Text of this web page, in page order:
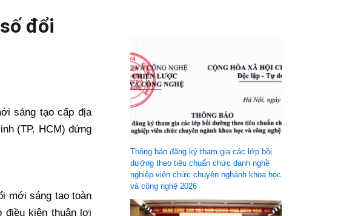
đổi
sáng tạo cấp địa
(TP. HCM) đứng
mới sáng tạo toàn
điều kiện thuận lợi
Thông báo đăng ký tham gia các lớp bồi
dưỡng theo tiêu chuẩn chức danh nghề
nghiệp viên chức chuyên nghành khoa học
và công nghệ 2026